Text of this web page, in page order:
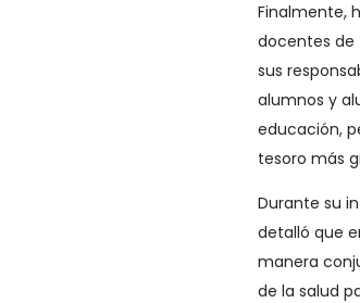
Finalmente,
docentes de
sus
alumnos y
educación,
tesoro más
Durante su
detalló que
manera
de la salud